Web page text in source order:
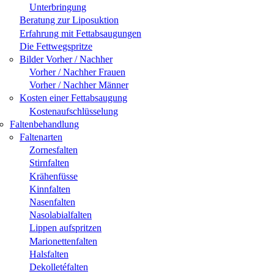
Unterbringung
Beratung zur Liposuktion
Erfahrung mit Fettabsaugungen
Die Fettwegspritze
Bilder Vorher / Nachher
Vorher / Nachher Frauen
Vorher / Nachher Männer
Kosten einer Fettabsaugung
Kostenaufschlüsselung
Faltenbehandlung
Faltenarten
Zornesfalten
Stirnfalten
Krähenfüsse
Kinnfalten
Nasenfalten
Nasolabialfalten
Lippen aufspritzen
Marionettenfalten
Halsfalten
Dekolletéfalten